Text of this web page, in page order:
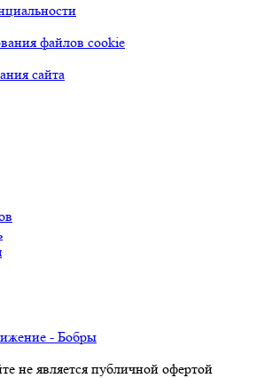
файлов cookie
сайта
- Бобры
не является публичной офертой